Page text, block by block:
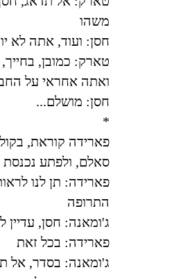
משהו
חסן: ועוד, אתה לא
טארק: כמובן,
ואתה אחראי על
חסן: מושלם...
*
פארידה קוראת,
סאלם, ולפתע נכנסת
פארידה: תן לנו
התרופה
ג'ומאנה: חסן,
פארידה: בכל זאת
ג'ומאנה: בסדר, אל